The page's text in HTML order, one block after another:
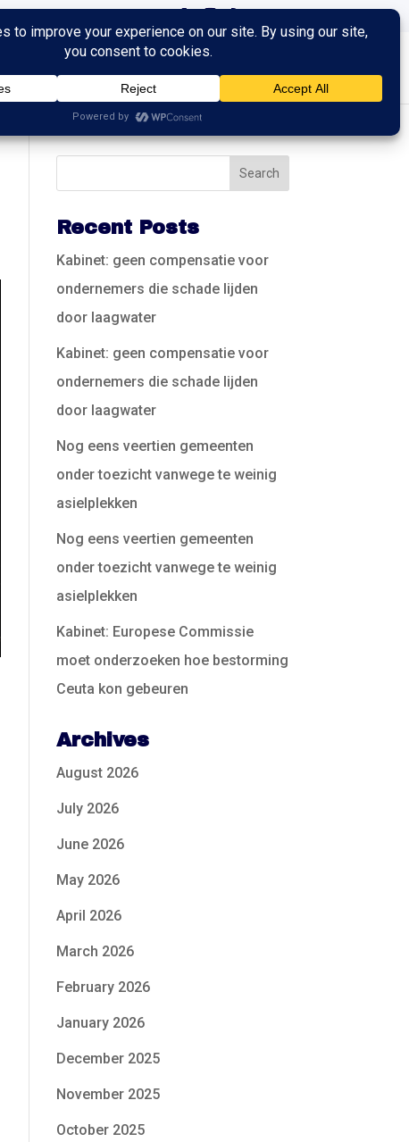
Recent Posts
Kabinet: geen compensatie voor
ondernemers die schade lijden
door laagwater
Kabinet: geen compensatie voor
ondernemers die schade lijden
door laagwater
Nog eens veertien gemeenten
onder toezicht vanwege te weinig
asielplekken
Nog eens veertien gemeenten
onder toezicht vanwege te weinig
asielplekken
Kabinet: Europese Commissie
moet onderzoeken hoe bestorming
Ceuta kon gebeuren
Archives
August 2026
July 2026
June 2026
May 2026
April 2026
March 2026
February 2026
January 2026
December 2025
November 2025
October 2025